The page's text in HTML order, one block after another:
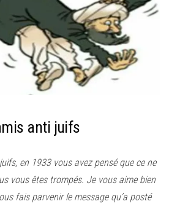
anti juifs
en 1933 vous avez pensé que ce ne
vous êtes trompés. Je vous aime bien
fais parvenir le message qu’a posté